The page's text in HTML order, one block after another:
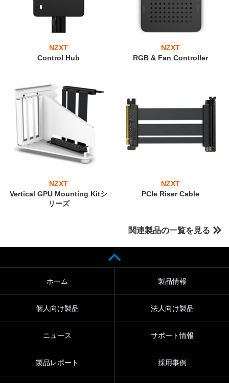
NZXT
Control Hub
NZXT
RGB & Fan Controller
NZXT
Vertical GPU Mounting Kitシ
リーズ
NZXT
PCIe Riser Cable
関連製品の一覧を見る
ホーム 製品情報
個人向け製品 法人向け製品
ニュース サポート情報
製品レポート 採用事例